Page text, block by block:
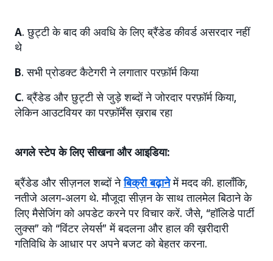
A. छुट्टी के बाद की अवधि के लिए ब्रैंडेड कीवर्ड असरदार नहीं
थे
B. सभी प्रोडक्ट कैटेगरी ने लगातार परफ़ॉर्म किया
C. ब्रैंडेड और छुट्टी से जुड़े शब्दों ने जोरदार परफ़ॉर्म किया,
लेकिन आउटवियर का परफ़ॉर्मेंस ख़राब रहा
अगले स्टेप के लिए सीखना और आइडिया:
ब्रैंडेड और सीज़नल शब्दों नेबिक्री बढ़ानेमें मदद की. हालाँकि,
नतीजे अलग-अलग थे. मौजूदा सीज़न के साथ तालमेल बिठाने के
लिए मैसेजिंग को अपडेट करने पर विचार करें. जैसे, “हॉलिडे पार्टी
लुक्स” को “विंटर लेयर्स” में बदलना और हाल की ख़रीदारी
गतिविधि के आधार पर अपने बजट को बेहतर करना.